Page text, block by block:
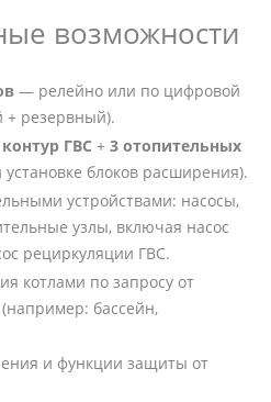
возможности
— релейно или по цифровой
+ резервный).
контур ГВС + 3 отопительных
блоков расширения).
устройствами: насосы,
узлы, включая насос
рециркуляции ГВС.
котлами по запросу от
бассейн,
и функции защиты от